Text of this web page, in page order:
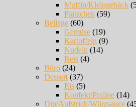
Muffin/Kleingebäck
Plätzchen (59)
Beilage (60)
Gemüse (19)
Kartoffeln (9)
Nudeln (14)
Reis (4)
Büro (24)
Dessert (37)
Eis (5)
Konfekt/Praline (14)
Dip/Aufstrich/Würzsauce